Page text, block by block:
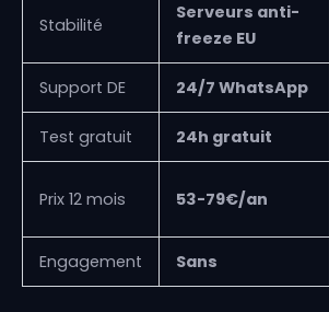
Stabilité
Serveurs anti-
freeze EU
Support DE 24/7 WhatsApp
Test gratuit 24h gratuit
Prix 12 mois 53-79€/an
Engagement Sans